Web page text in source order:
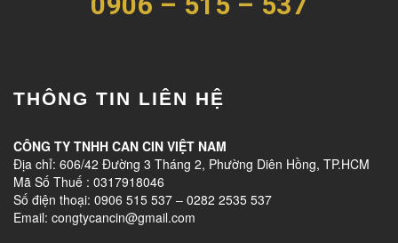
THÔNG TIN LIÊN HỆ
CÔNG TY TNHH CAN CIN VIỆT NAM
Địa chỉ: 606/42 Đường 3 Tháng 2, Phường Diên Hồng, TP.HCM
Mã Số Thuế : 0317918046
Số điện thoại: 0906 515 537 – 0282 2535 537
Email: congtycancin@gmail.com